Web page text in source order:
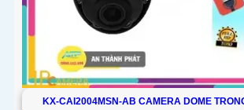
KX-CAI2004MSN-AB CAMERA DOME